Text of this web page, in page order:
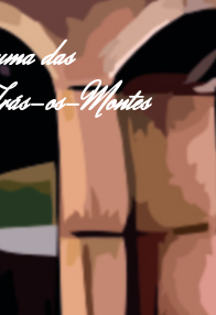
das
os-Montes